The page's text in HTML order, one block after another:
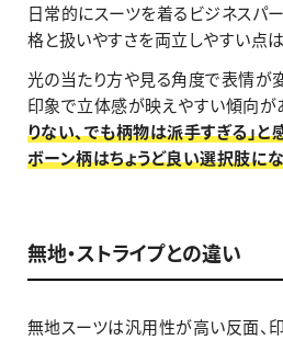
日常的にスーツを着るビジネスパ
格と扱いやすさを両立しやすい点は
光の当たり方や見る角度で表情が
印象で立体感が映えやすい傾向が
りない、でも柄物は派手すぎる」と
ボーン柄はちょうど良い選択肢にな
無地・ストライプとの違い
無地スーツは汎用性が高い反面、